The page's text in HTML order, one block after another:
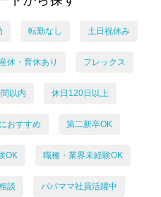
転勤なし 土日祝休み
産休・育休あり フレックス
以内 休日120日以上
おすすめ 第二新卒OK
OK 職種・業界未経験OK
談 パパママ社員活躍中